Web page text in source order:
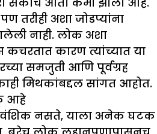
तरीही अशा जोडप्यांना
नाही. लोक अशा
कचरतात कारण त्यांच्यात या
समजुती आणि पूर्वग्रह
मिथकांबद्दल सांगत आहोत.
आहे
नसते, याला अनेक घटक